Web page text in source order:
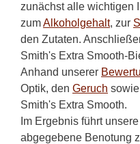
zunächst alle wichtigen
zumAlkoholgehalt, zur
den Zutaten.
Smith's Extra Smooth-
Anhand unserer
Optik, den Geruch
Smith's Extra Smooth.
Im Ergebnis führt
abgegebene Benotung